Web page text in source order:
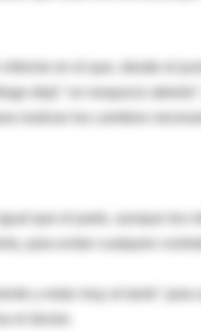
en el que, desde el
dejó "un resquicio
realizar los cambios
que el parto, aunque los
para evitar cualquier
y estar muy al tanto" para